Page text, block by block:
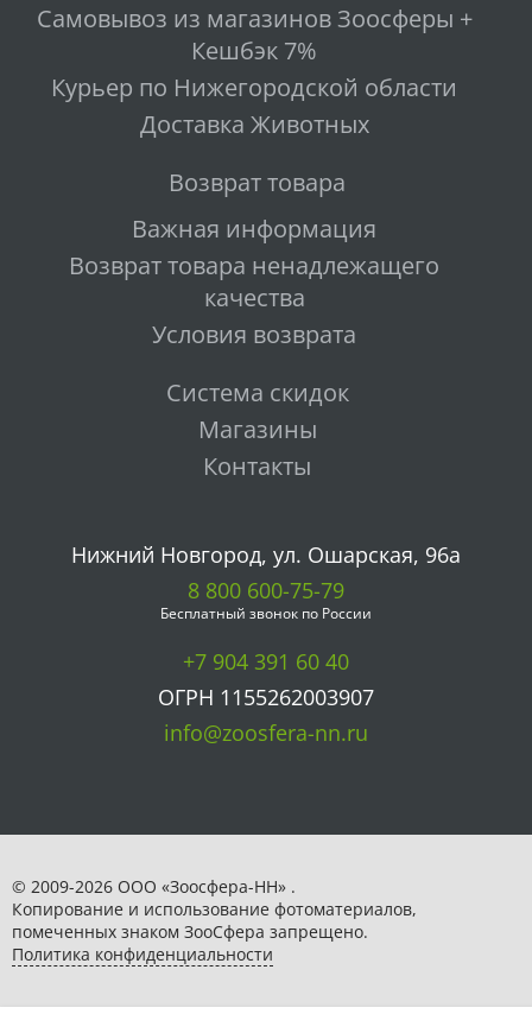
Самовывоз из магазинов Зоосферы +
Кешбэк 7%
Курьер по Нижегородской области
Доставка Животных
Возврат товара
Важная информация
Возврат товара ненадлежащего
качества
Условия возврата
Система скидок
Магазины
Контакты
Нижний Новгород, ул. Ошарская, 96а
8 800 600-75-79
Бесплатный звонок по России
+7 904 391 60 40
ОГРН 1155262003907
info@zoosfera-nn.ru
© 2009-2026 ООО «Зоосфера-НН» .
Копирование и использование фотоматериалов,
помеченных знаком ЗooСфера запрещено.
Политика конфиденциальности